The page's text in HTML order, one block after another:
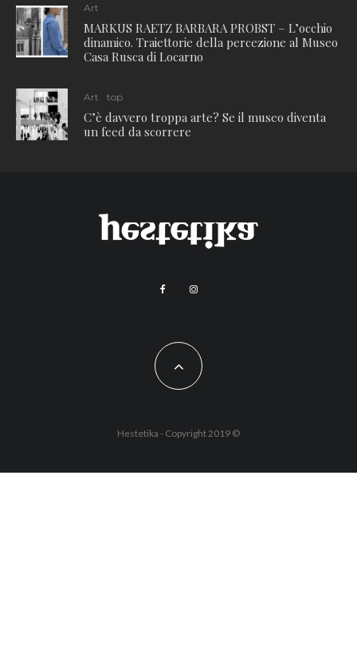
Art
MARKUS RAETZ BARBARA PROBST – L’occhio
dinamico. Traiettorie della percezione al Museo
Casa Rusca di Locarno
Art top
C’è davvero troppa arte? Se il museo diventa
un feed da scorrere
Hestetika - Copyright 2019 ©